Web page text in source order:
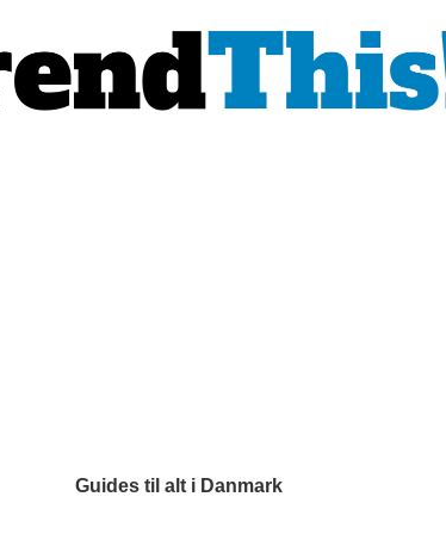
Guides til alt i Danmark